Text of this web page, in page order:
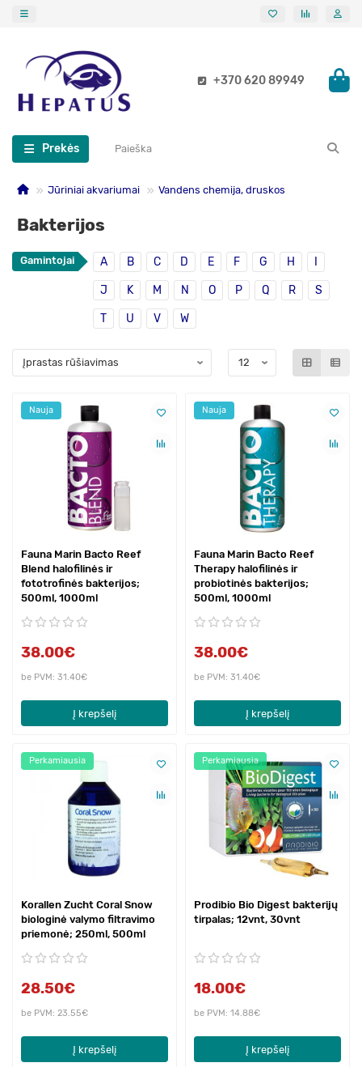
+370 620 89949
Prekės
Jūriniai akvariumai Vandens chemija, druskos
Bakterijos
Gamintojai A B C D E F G H
J K M N O P Q R S
T U V W
Nauja
Fauna Marin Bacto Reef
Blend halofilinės ir
fototrofinės bakterijos;
500ml, 1000ml
38.00€
be PVM: 31.40€
Į krepšelį
Nauja
Fauna Marin Bacto Reef
Therapy halofilinės ir
probiotinės bakterijos;
500ml, 1000ml
38.00€
be PVM: 31.40€
Į krepšelį
Perkamiausia
Korallen Zucht Coral Snow
biologinė valymo filtravimo
priemonė; 250ml, 500ml
28.50€
be PVM: 23.55€
Į krepšelį
Perkamiausia
Prodibio Bio Digest bakterijų
tirpalas; 12vnt, 30vnt
18.00€
be PVM: 14.88€
Į krepšelį